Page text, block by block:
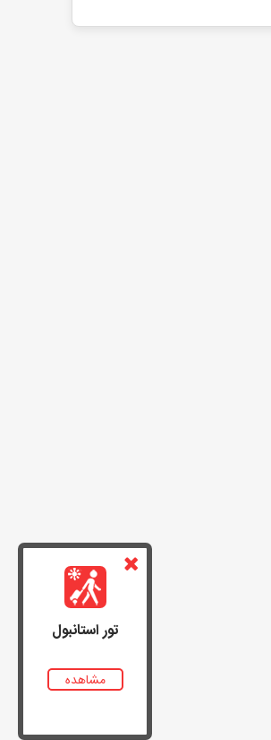
تور استانبول
مشاهده